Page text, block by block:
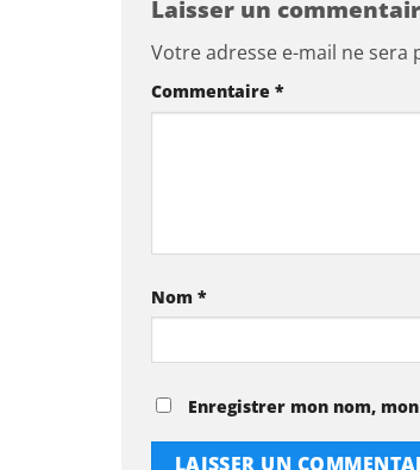
Laisser un
Votre adresse e-mail ne sera
Commentaire *
Nom *
Enregistrer mon nom,